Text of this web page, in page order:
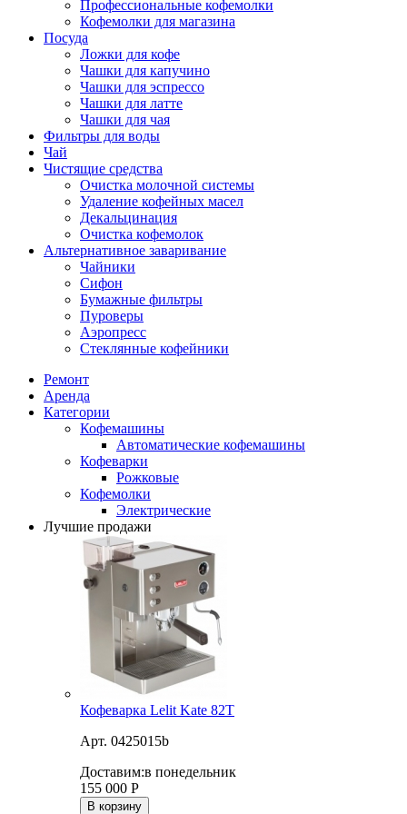
Профессиональные кофемолки
Кофемолки для магазина
Посуда
Ложки для кофе
Чашки для капучино
Чашки для эспрессо
Чашки для латте
Чашки для чая
Фильтры для воды
Чай
Чистящие средства
Очистка молочной системы
Удаление кофейных масел
Декальцинация
Очистка кофемолок
Альтернативное заваривание
Чайники
Сифон
Бумажные фильтры
Пуроверы
Аэропресс
Стеклянные кофейники
Ремонт
Аренда
Категории
Кофемашины
Автоматические кофемашины
Кофеварки
Рожковые
Кофемолки
Электрические
Лучшие продажи
Кофеварка Lelit Kate 82T
Арт. 0425015b
Доставим:в понедельник
155 000 Р
В корзину